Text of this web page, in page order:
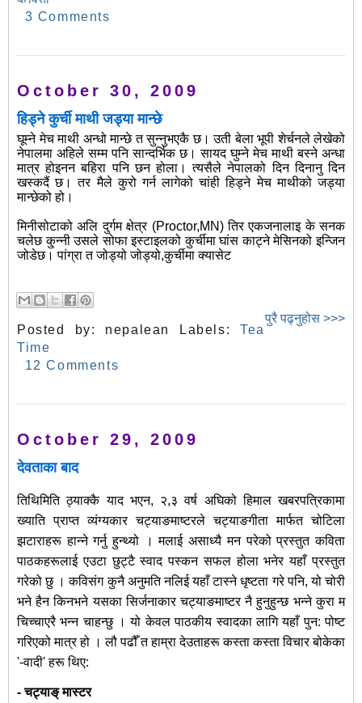
3 Comments
October 30, 2009
हिड्ने कुर्ची माथी जड्या मान्छे
घूम्ने मेच माथी अन्धो मान्छे त सुन्नुभएकै छ। उती बेला भूपी शेर्चनले लेखेको
नेपालमा अहिले सम्म पनि सान्दर्भिक छ। सायद घुम्ने मेच माथी बस्ने अन्धा
मात्र होइनन बहिरा पनि छन होला। त्यसैले नेपालको दिन दिनानु दिन
खस्कदैं छ। तर मैले कुरो गर्न लागेको चांही हिड्ने मेच माथीको जड्या
मान्छेको हो।
मिनीसोटाको अलि दुर्गम क्षेत्र (Proctor,MN) तिर एकजनालाइ के सनक
चलेछ कु्न्नी उसले सोफा इस्टाइलको कुर्चीमा घांस काट्ने मेसिनको इन्जिन
जोडेछ। पांग्रा त जोड्यो जोड्यो,कुर्चीमा क्यासेट
पुरै पढ्नुहोस >>>
Posted by: nepalean Labels:Tea
Time
12 Comments
October 29, 2009
देवताका बाद
तिथिमिति ठ्याक्कै याद भएन, २,३ वर्ष अघिको हिमाल खबरपत्रिकामा
ख्याति प्राप्त व्यंग्यकार चट्याङमाष्टरले चट्याङगीता मार्फत चोटिला
झटाराहरू हान्ने गर्नु हुन्थ्यो । मलाई असाध्यै मन परेको प्रस्तुत कविता
पाठकहरूलाई एउटा छुट्टै स्वाद पस्कन सफल होला भनेर यहाँ प्रस्तुत
गरेको छु । कविसंग कुनै अनुमति नलिई यहाँ टास्ने धृष्टता गरे पनि, यो चोरी
भने हैन किनभने यसका सिर्जनाकार चट्याङमाष्टर नै हुनुहुन्छ भन्ने कुरा म
चिच्चाएरै भन्न चाहन्छु । यो केवल पाठकीय स्वादका लागि यहाँ पुन: पोष्ट
गरिएको मात्र हो । लौ पढौँ त हाम्रा देउताहरू कस्ता कस्ता विचार बोकेका
'-वादी' हरू थिए:
- चट्याङ् मास्टर